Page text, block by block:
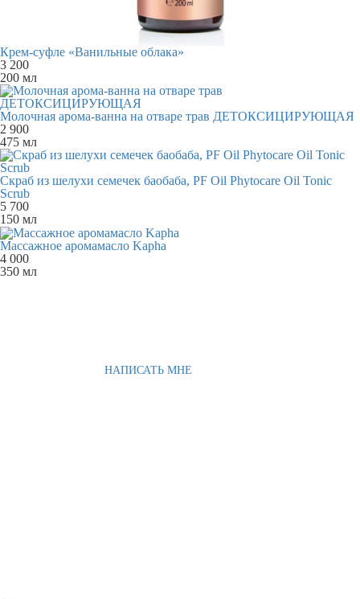
Крем-суфле «Ванильные облака»
3 200
200 мл
Молочная арома-ванна на отваре трав ДЕТОКСИЦИРУЮЩАЯ
2 900
475 мл
Скраб из шелухи семечек баобаба, PF Oil Phytocare Oil Tonic
Scrub
5 700
150 мл
Массажное аромамасло Kapha
4 000
350 мл
НАПИСАТЬ МНЕ